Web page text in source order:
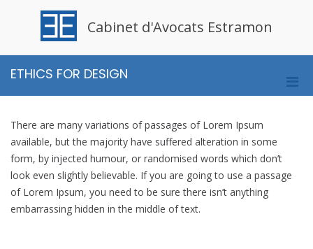
Cabinet d'Avocats Estramon
ETHICS FOR DESIGN
There are many variations of passages of Lorem Ipsum
available, but the majority have suffered alteration in some
form, by injected humour, or randomised words which don’t
look even slightly believable. If you are going to use a passage
of Lorem Ipsum, you need to be sure there isn’t anything
embarrassing hidden in the middle of text.